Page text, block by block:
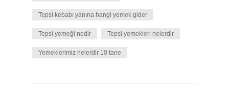
Tepsi kebabı yanına hangi yemek gider
Tepsi yemeği nedir Tepsi yemekleri nelerdir
Yemeklerimiz nelerdir 10 tane